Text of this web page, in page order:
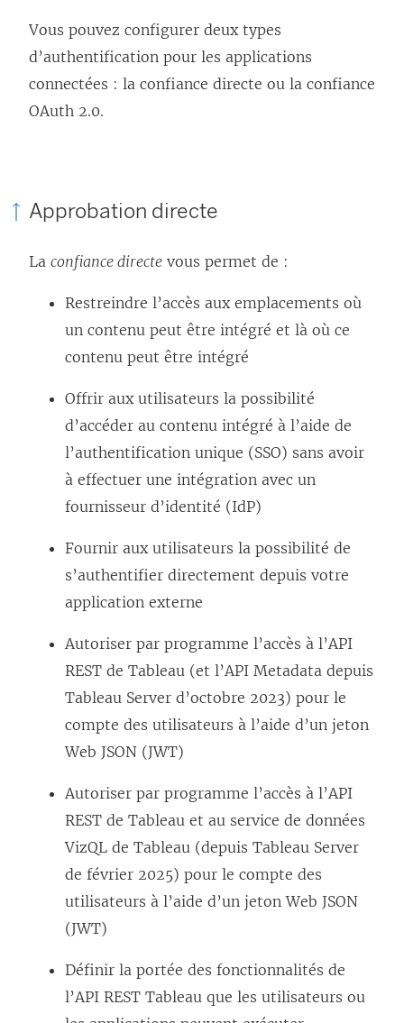
Vous pouvez configurer deux types
d’authentification pour les applications
connectées : la confiance directe ou la confiance
OAuth 2.0.
Approbation directe
La confiance directe vous permet de :
Restreindre l’accès aux emplacements où
un contenu peut être intégré et là où ce
contenu peut être intégré
Offrir aux utilisateurs la possibilité
d’accéder au contenu intégré à l’aide de
l’authentification unique (SSO) sans avoir
à effectuer une intégration avec un
fournisseur d’identité (IdP)
Fournir aux utilisateurs la possibilité de
s’authentifier directement depuis votre
application externe
Autoriser par programme l’accès à l’API
REST de Tableau (et l’API Metadata depuis
Tableau Server d’octobre 2023) pour le
compte des utilisateurs à l’aide d’un jeton
Web JSON (JWT)
Autoriser par programme l’accès à l’API
REST de Tableau et au service de données
VizQL de Tableau (depuis Tableau Server
de février 2025) pour le compte des
utilisateurs à l’aide d’un jeton Web JSON
(JWT)
Définir la portée des fonctionnalités de
l’API REST Tableau que les utilisateurs ou